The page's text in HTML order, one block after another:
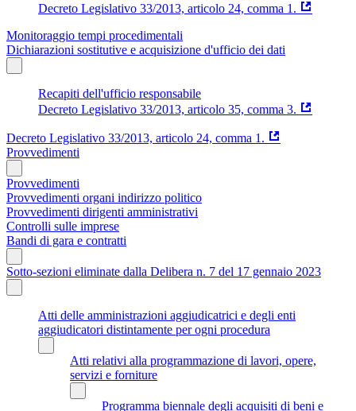
Decreto Legislativo 33/2013, articolo 24, comma 1.
Monitoraggio tempi procedimentali
Dichiarazioni sostitutive e acquisizione d'ufficio dei dati
Recapiti dell'ufficio responsabile
Decreto Legislativo 33/2013, articolo 35, comma 3.
Decreto Legislativo 33/2013, articolo 24, comma 1.
Provvedimenti
Provvedimenti
Provvedimenti organi indirizzo politico
Provvedimenti dirigenti amministrativi
Controlli sulle imprese
Bandi di gara e contratti
Sotto-sezioni eliminate dalla Delibera n. 7 del 17 gennaio 2023
Atti delle amministrazioni aggiudicatrici e degli enti
aggiudicatori distintamente per ogni procedura
Atti relativi alla programmazione di lavori, opere,
servizi e forniture
Programma biennale degli acquisiti di beni e